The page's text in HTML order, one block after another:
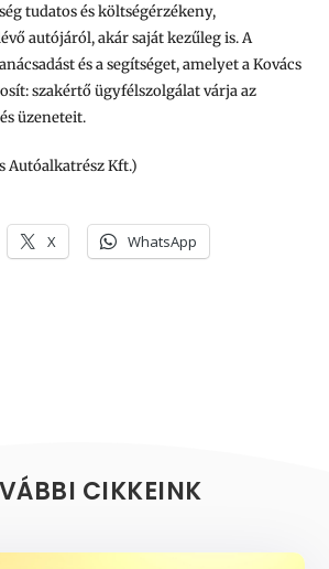
tudatos és költségérzékeny,
autójáról, akár saját kezűleg is. A
és a segítséget, amelyet a Kovács
szakértő ügyfélszolgálat várja az
üzeneteit.
Autóalkatrész Kft.)
X WhatsApp
CIKKEINK